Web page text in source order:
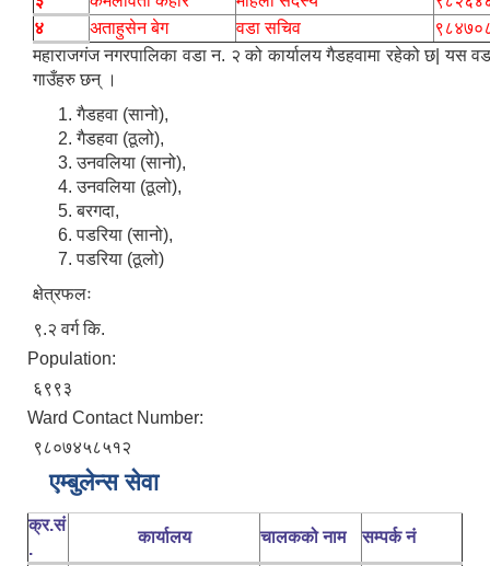
४
अताहुसेन बेग वडा सचिव
महाराजगंज नगरपालिका वडा न. २ को कार्यालय गैडहवामा रहेको छ| यस
गाउँहरु छन् ।
गैडहवा (सानो),
गैडहवा (ठूलो),
उनवलिया (सानो),
उनवलिया (ठूलो),
बरगदा,
पडरिया (सानो),
पडरिया (ठूलो)
क्षेत्रफलः
९.२ वर्ग कि.
Population:
६९९३
Ward Contact Number:
९८०७४५८५१२
एम्बुलेन्स सेवा
क्र.सं
.
कार्यालय चालकको नाम सम्पर्क नं